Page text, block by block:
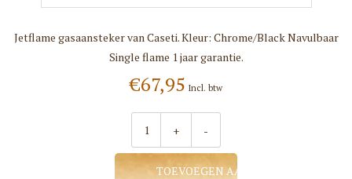
Jetflame gasaansteker van Caseti. Kleur: Chrome/Black Navulbaar
Single flame 1 jaar garantie.
€67,95 Incl. btw
+ -
TOEVOEGEN AAN WINKELWAGEN